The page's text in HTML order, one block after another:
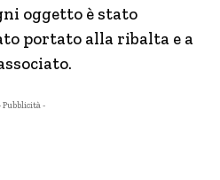
oggetto è stato
portato alla ribalta e a
Pubblicità -